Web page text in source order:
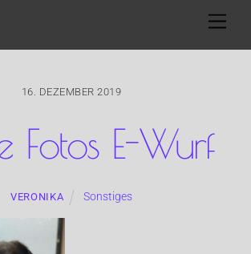
16. DEZEMBER 2019
Fotos E-Wurf
VERONIKA Sonstiges